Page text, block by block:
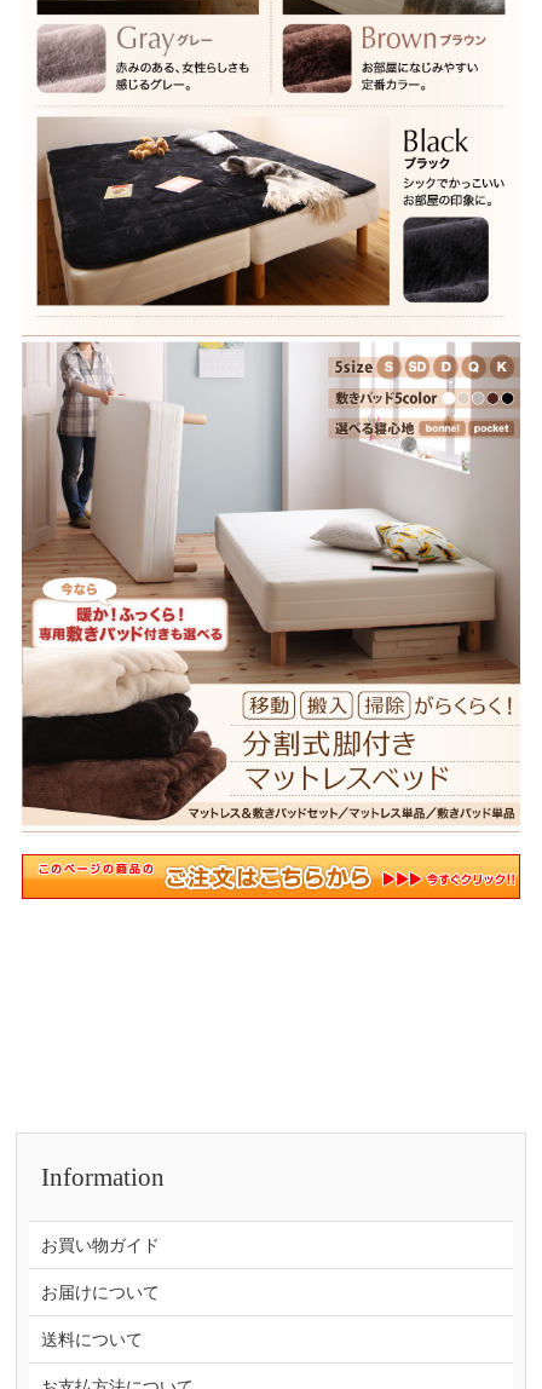
Information
お買い物ガイド
お届けについて
送料について